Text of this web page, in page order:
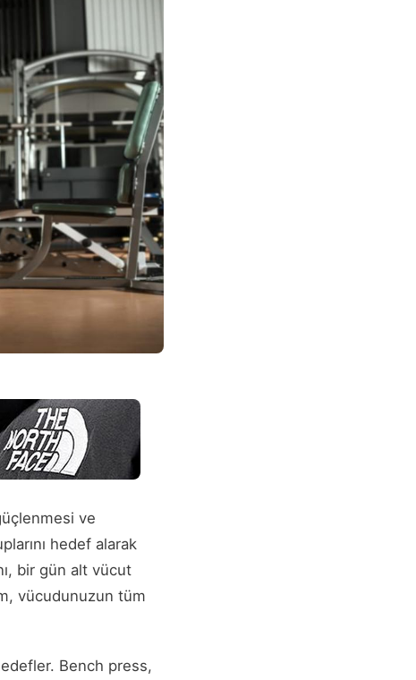
ve
hedef alarak
bir gün alt vücut
vücudunuzun tüm
Bench press,